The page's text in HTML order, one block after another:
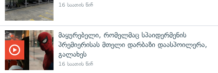
16 საათის წინ
მაყურებელი, რომელმაც სპაიდერმენის
პრემიერისას მთელი დარბაზი დაასპოილერა,
გალახეს
16 საათის წინ